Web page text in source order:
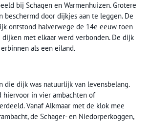
bij Schagen en Warmenhuizen. Grotere
beschermd door dijkjes aan te leggen. De
ontstond halverwege de 14e eeuw toen
dijken met elkaar werd verbonden. De dijk
als een eiland.
die dijk was natuurlijk van levensbelang.
hiervoor in vier ambachten of
Vanaf Alkmaar met de klok mee
de Schager- en Niedorperkoggen,